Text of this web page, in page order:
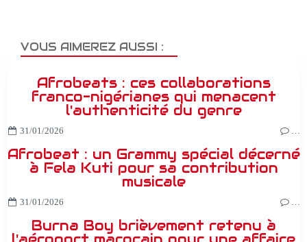
VOUS AIMEREZ AUSSI :
Afrobeats : ces collaborations
franco-nigérianes qui menacent
l'authenticité du genre
31/01/2026 …
Afrobeat : un Grammy spécial décerné
à Fela Kuti pour sa contribution
musicale
31/01/2026 …
Burna Boy brièvement retenu à